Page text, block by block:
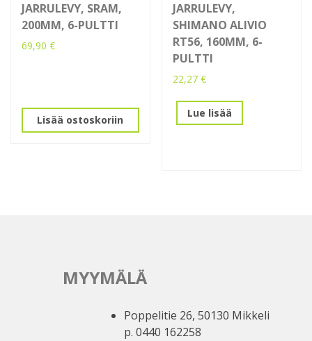
JARRULEVY, SRAM,
200MM, 6-PULTTI
69,90 €
Lisää ostoskoriin
JARRULEVY,
SHIMANO ALIVIO
RT56, 160MM, 6-
PULTTI
22,27€
Lue lisää
MYYMÄLÄ
Poppelitie 26, 50130 Mikkeli
p. 0440 162258